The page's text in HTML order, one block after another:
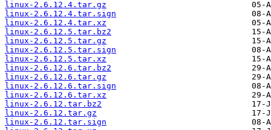
linux-2.6.12.4.tar.gz
linux-2.6.12.4.tar.sign
linux-2.6.12.4.tar.xz
linux-2.6.12.5.tar.bz2
linux-2.6.12.5.tar.gz
linux-2.6.12.5.tar.sign
linux-2.6.12.5.tar.xz
linux-2.6.12.6.tar.bz2
linux-2.6.12.6.tar.gz
linux-2.6.12.6.tar.sign
linux-2.6.12.6.tar.xz
linux-2.6.12.tar.bz2
linux-2.6.12.tar.gz
linux-2.6.12.tar.sign